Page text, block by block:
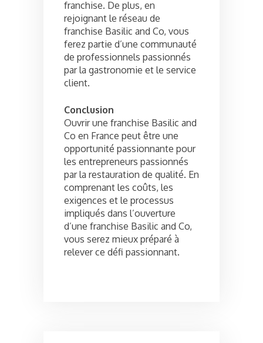
franchise. De plus, en
rejoignant le réseau de
franchise Basilic and Co, vous
ferez partie d’une communauté
de professionnels passionnés
par la gastronomie et le service
client.
Conclusion
Ouvrir une franchise Basilic and
Co en France peut être une
opportunité passionnante pour
les entrepreneurs passionnés
par la restauration de qualité. En
comprenant les coûts, les
exigences et le processus
impliqués dans l’ouverture
d’une franchise Basilic and Co,
vous serez mieux préparé à
relever ce défi passionnant.